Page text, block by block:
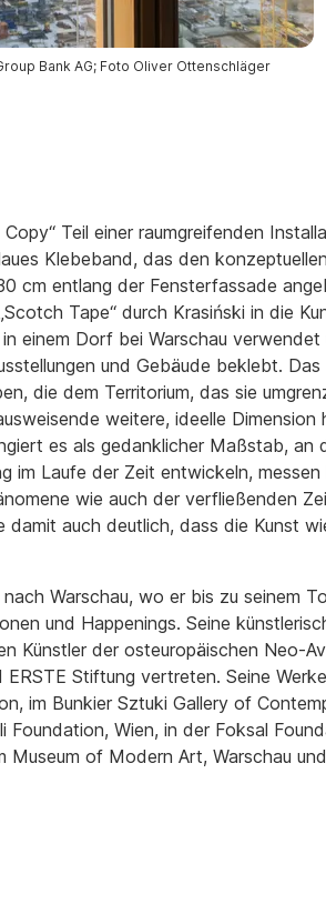
Bank AG; Foto Oliver Ottenschläger
Teil einer raumgreifenden
Klebeband, das den
cm entlang der Fensterfassade
Tape“ durch Krasiński in die
einem Dorf bei Warschau verwendet
und Gebäude beklebt.
die dem Territorium, das sie
weitere, ideelle
es als gedanklicher Maßstab, an
im Laufe der Zeit entwickeln,
wie auch der verfließenden
auch deutlich, dass die Kunst
Warschau, wo er bis zu seinem
und Happenings. Seine
der osteuropäischen Neo-
Stiftung vertreten. Seine
im Bunkier Sztuki Gallery of
Wien, in der Foksal
of Modern Art, Warschau